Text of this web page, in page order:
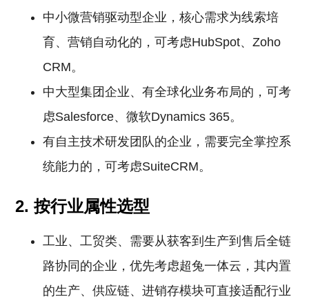
中小微营销驱动型企业，核心需求为线索培
育、营销自动化的，可考虑HubSpot、Zoho
CRM。
中大型集团企业、有全球化业务布局的，可考
虑Salesforce、微软Dynamics 365。
有自主技术研发团队的企业，需要完全掌控系
统能力的，可考虑SuiteCRM。
2. 按行业属性选型
工业、工贸类、需要从获客到生产到售后全链
路协同的企业，优先考虑超兔一体云，其内置
的生产、供应链、进销存模块可直接适配行业